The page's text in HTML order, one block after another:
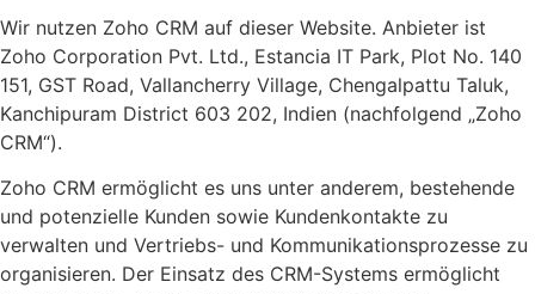
Wir nutzen Zoho CRM auf dieser Website. Anbieter ist
Zoho Corporation Pvt. Ltd., Estancia IT Park, Plot No. 140
151, GST Road, Vallancherry Village, Chengalpattu Taluk,
Kanchipuram District 603 202, Indien (nachfolgend „Zoho
CRM“).
Zoho CRM ermöglicht es uns unter anderem, bestehende
und potenzielle Kunden sowie Kundenkontakte zu
verwalten und Vertriebs- und Kommunikationsprozesse zu
organisieren. Der Einsatz des CRM-Systems ermöglicht